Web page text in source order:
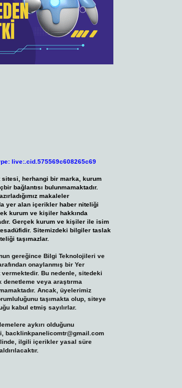
live:.cid.575569c608265c69
sitesi, herhangi bir marka, kurum
bağlantısı bulunmamaktadır.
makaleler
yer alan içerikler haber niteliği
kurum ve kişiler hakkında
Gerçek kurum ve kişiler ile isim
Sitemizdeki bilgiler taslak
taşımazlar.
gereğince Bilgi Teknolojileri ve
onaylanmış bir Yer
vermektedir. Bu nedenle, sitedeki
veya araştırma
Ancak, üyelerimiz
taşımakta olup, siteye
kabul etmiş sayılırlar.
aykırı olduğunu
backlinkpanelicomtr@gmail.com
ilgili içerikler yasal süre